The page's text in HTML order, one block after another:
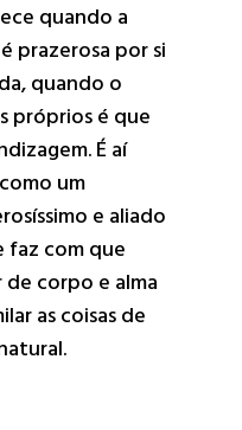
quando a
prazerosa por si
quando o
próprios é que
É aí
um
e aliado
faz com que
corpo e alma
as coisas de